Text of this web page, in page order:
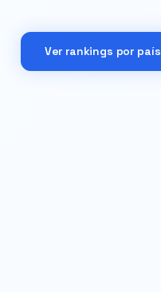
Ver rankings por país